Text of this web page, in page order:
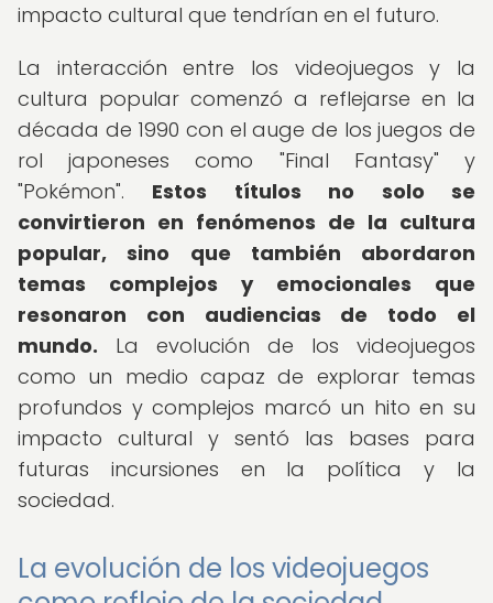
impacto cultural que tendrían en el futuro.
La interacción entre los videojuegos y la
cultura popular comenzó a reflejarse en la
década de 1990 con el auge de los juegos de
rol japoneses como "Final Fantasy" y
"Pokémon". Estos títulos no solo se
convirtieron en fenómenos de la cultura
popular, sino que también abordaron
temas complejos y emocionales que
resonaron con audiencias de todo el
mundo. La evolución de los videojuegos
como un medio capaz de explorar temas
profundos y complejos marcó un hito en su
impacto cultural y sentó las bases para
futuras incursiones en la política y la
sociedad.
La evolución de los videojuegos